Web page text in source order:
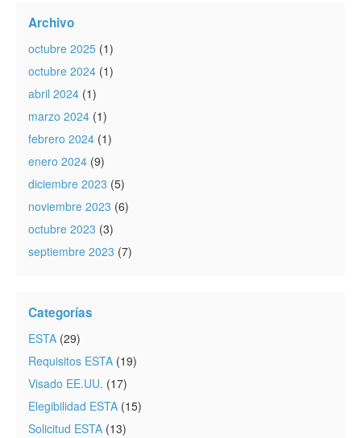
Archivo
octubre 2025 (1)
octubre 2024 (1)
abril 2024 (1)
marzo 2024 (1)
febrero 2024 (1)
enero 2024 (9)
diciembre 2023 (5)
noviembre 2023 (6)
octubre 2023 (3)
septiembre 2023 (7)
Categorías
ESTA (29)
Requisitos ESTA (19)
Visado EE.UU. (17)
Elegibilidad ESTA (15)
Solicitud ESTA (13)